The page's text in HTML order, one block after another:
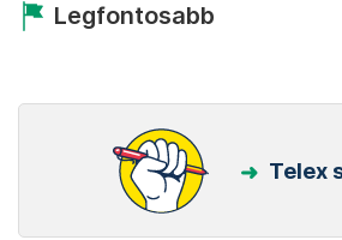
Legfontosabb
Telex